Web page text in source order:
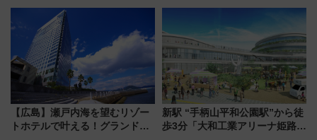
に開催決定
【広島】瀬戸内海を望むリゾー
トホテルで叶える！グランドプ
新駅 “手柄山平和公園駅”から徒
歩3分「大和工業アリーナ姫路」